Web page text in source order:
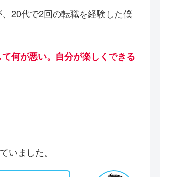
20代で2回の転職を経験した僕
何が悪い。自分が楽しくできる
いました。